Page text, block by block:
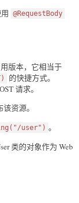
@RequestBody
版本，它相当于
的快捷方式。
请求。
资源。
user") 。
类的对象作为 Web